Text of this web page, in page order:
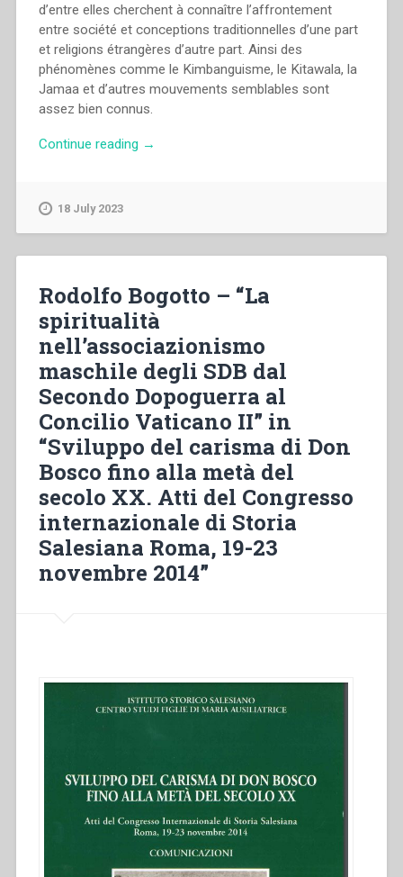
d’entre elles cherchent à connaître l’affrontement
entre société et conceptions traditionnelles d’une part
et religions étrangères d’autre part. Ainsi des
phénomènes comme le Kimbanguisme, le Kitawala, la
Jamaa et d’autres mouvements semblables sont
assez bien connus.
Continue reading “Léon
l’impantation
de
l’Eglise
catholique
dans
le
diocèse
de
Sakania,
Zaïre
(1910-
1970)”
→
18 July 2023
Rodolfo Bogotto – “La
spiritualità
nell’associazionismo
maschile degli SDB dal
Secondo Dopoguerra al
Concilio Vaticano II” in
“Sviluppo del carisma di Don
Bosco fino alla metà del
secolo XX. Atti del Congresso
internazionale di Storia
Salesiana Roma, 19-23
novembre 2014”